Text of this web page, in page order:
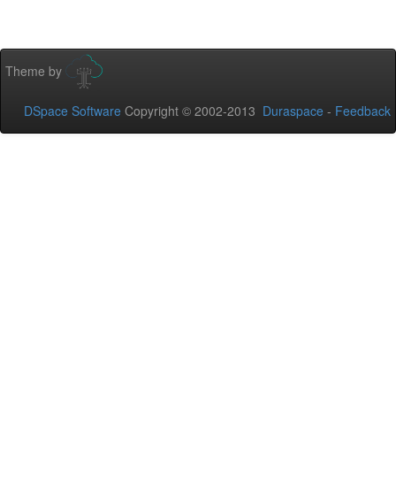
Theme by
DSpace Software Copyright © 2002-2013 Duraspace - Feedback